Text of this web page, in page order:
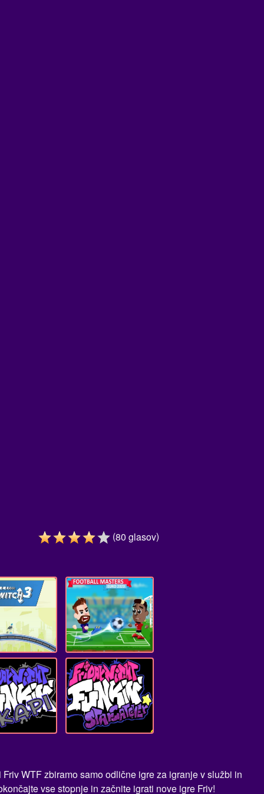
(80 glasov)
WTF zbiramo samo odlične igre za igranje v službi in
vse stopnje in začnite igrati nove igre Friv!